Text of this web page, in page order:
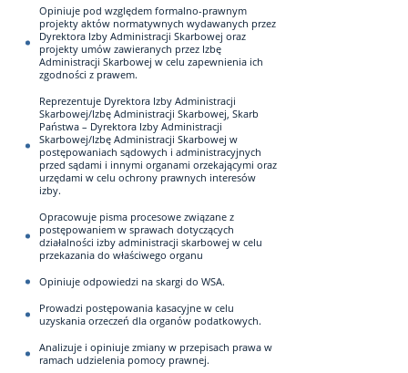
Opiniuje pod względem formalno-prawnym
projekty aktów normatywnych wydawanych przez
Dyrektora Izby Administracji Skarbowej oraz
projekty umów zawieranych przez Izbę
Administracji Skarbowej w celu zapewnienia ich
zgodności z prawem.
Reprezentuje Dyrektora Izby Administracji
Skarbowej/Izbę Administracji Skarbowej, Skarb
Państwa – Dyrektora Izby Administracji
Skarbowej/Izbę Administracji Skarbowej w
postępowaniach sądowych i administracyjnych
przed sądami i innymi organami orzekającymi oraz
urzędami w celu ochrony prawnych interesów
izby.
Opracowuje pisma procesowe związane z
postępowaniem w sprawach dotyczących
działalności izby administracji skarbowej w celu
przekazania do właściwego organu
Opiniuje odpowiedzi na skargi do WSA.
Prowadzi postępowania kasacyjne w celu
uzyskania orzeczeń dla organów podatkowych.
Analizuje i opiniuje zmiany w przepisach prawa w
ramach udzielenia pomocy prawnej.